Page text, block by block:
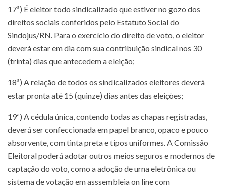
17ª) É eleitor todo sindicalizado que estiver no gozo dos
direitos sociais conferidos pelo Estatuto Social do
Sindojus/RN. Para o exercício do direito de voto, o eleitor
deverá estar em dia com sua contribuição sindical nos 30
(trinta) dias que antecedem a eleição;
18ª) A relação de todos os sindicalizados eleitores deverá
estar pronta até 15 (quinze) dias antes das eleições;
19ª) A cédula única, contendo todas as chapas registradas,
deverá ser confeccionada em papel branco, opaco e pouco
absorvente, com tinta preta e tipos uniformes. A Comissão
Eleitoral poderá adotar outros meios seguros e modernos de
captação do voto, como a adoção de urna eletrônica ou
sistema de votação em asssembleia on line com